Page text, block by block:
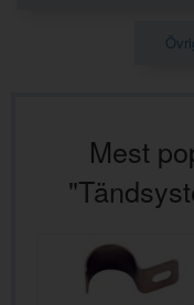
Mest